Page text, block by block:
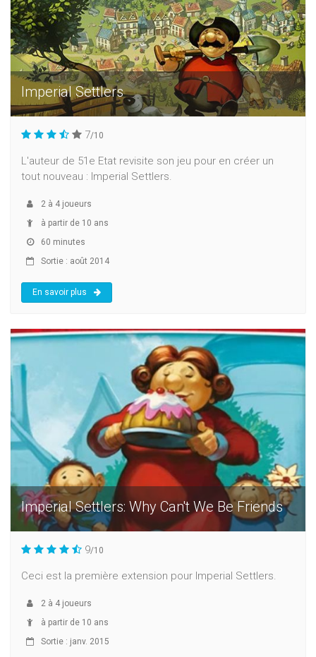
Imperial Settlers
7/10
L'auteur de 51e Etat revisite son jeu pour en créer un
tout nouveau : Imperial Settlers.
2 à 4 joueurs
à partir de 10 ans
60 minutes
Sortie : août 2014
En savoir plus
Imperial Settlers: Why Can't We Be Friends
9/10
Ceci est la première extension pour Imperial Settlers.
2 à 4 joueurs
à partir de 10 ans
Sortie : janv. 2015